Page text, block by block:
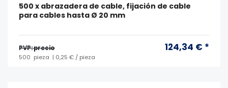
500 x abrazadera de cable, fijación de cable
para cables hasta Ø 20 mm
PVP: precio 124,34 € *
500 pieza | 0,25 € / pieza